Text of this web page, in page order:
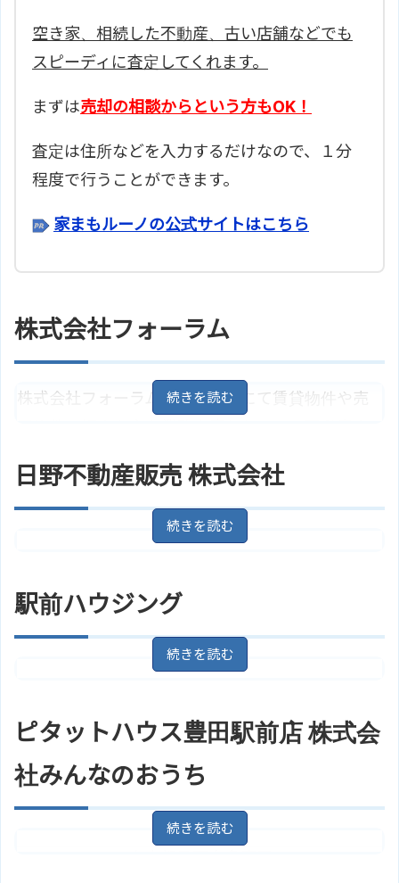
空き家、相続した不動産、古い店舗などでも
スピーディに査定してくれます。
まずは売却の相談からという方もOK！
査定は住所などを入力するだけなので、１分
程度で行うことができます。
家まもルーノの公式サイトはこちら
株式会社フォーラム
株式会社フォーラムは、日野市にて賃貸物件や売
産の取り扱いがあり、様々なニーズに対応可能で
す。
アクセス
京王線「百草園駅」より徒歩5分
ホームページ 株式会社フォーラムのサイトはこ
日野不動産販売 株式会社
アクセス
日野駅/ＪＲ中央線より徒歩6分
ホームページ 日野不動産販売 株式会社のサイト
はこちら
駅前ハウジング
アクセス
日野駅/ＪＲ中央線より徒歩2分
ホームページ 駅前ハウジングのサイトはこちら
ピタットハウス豊田駅前店 株式会
社みんなのおうち